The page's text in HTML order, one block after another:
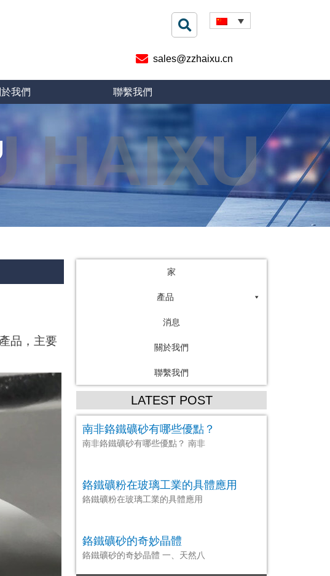
sales@zzhaixu.cn
我們 聯繫我們
HAIXU
品，主要
家
產品
消息
關於我們
聯繫我們
LATEST POST
南非鉻鐵礦砂有哪些優點？
南非鉻鐵礦砂有哪些優點？ 南非
鉻鐵礦粉在玻璃工業的具體應用
鉻鐵礦粉在玻璃工業的具體應用
鉻鐵礦砂的奇妙晶體
鉻鐵礦砂的奇妙晶體 一、天然八